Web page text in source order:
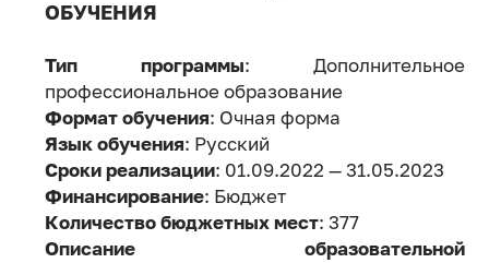
ОБУЧЕНИЯ
Тип программы: Дополнительное
профессиональное образование
Формат обучения: Очная форма
Язык обучения: Русский
Сроки реализации: 01.09.2022 — 31.05.2023
Финансирование: Бюджет
Количество бюджетных мест: 377
Описание образовательной